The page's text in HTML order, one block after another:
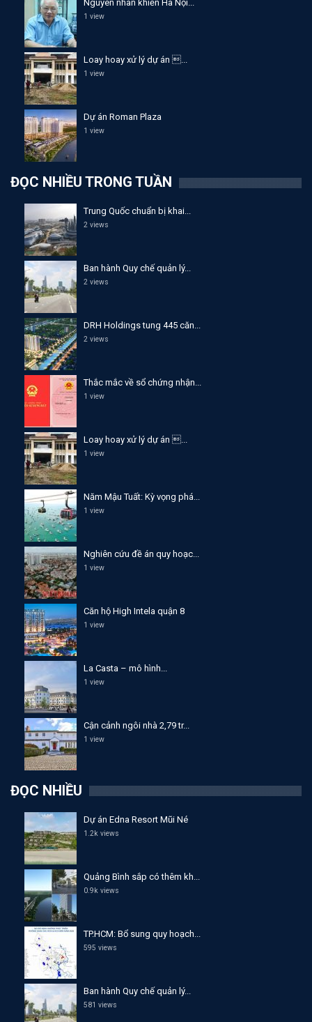
Nguyên nhân khiến Hà Nội...
1 view
Loay hoay xử lý dự án ...
1 view
Dự án Roman Plaza
1 view
ĐỌC NHIỀU TRONG TUẦN
Trung Quốc chuẩn bị khai...
2 views
Ban hành Quy chế quản lý...
2 views
DRH Holdings tung 445 căn...
2 views
Thắc mắc về sổ chứng nhận...
1 view
Loay hoay xử lý dự án ...
1 view
Năm Mậu Tuất: Kỳ vọng phá...
1 view
Nghiên cứu đề án quy hoạc...
1 view
Căn hộ High Intela quận 8
1 view
La Casta – mô hình...
1 view
Cận cảnh ngôi nhà 2,79 tr...
1 view
ĐỌC NHIỀU
Dự án Edna Resort Mũi Né
1.2k views
Quảng Bình sắp có thêm kh...
0.9k views
TP.HCM: Bổ sung quy hoạch...
595 views
Ban hành Quy chế quản lý...
581 views